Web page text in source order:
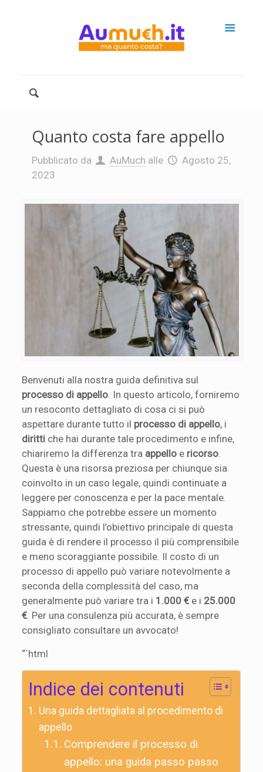
Quanto costa fare appello
Pubblicato da AuMuch alle
Agosto 25,
2023
Benvenuti alla nostra guida definitiva sul
processo di appello . In questo articolo, forniremo
un resoconto dettagliato di cosa ci si può
aspettare durante tutto il processo di appello, i
diritti che hai durante tale procedimento e infine,
chiariremo la differenza tra appello e ricorso
Questa è una risorsa preziosa per chiunque sia
coinvolto in un caso legale, quindi continuate a
leggere per conoscenza e per la pace mentale.
Sappiamo che potrebbe essere un momento
stressante, quindi l’obiettivo principale di questa
guida è di rendere il processo il più comprensibile
e meno scoraggiante possibile. Il costo di un
processo di appello può variare notevolmente a
seconda della complessità del caso, ma
generalmente può variare tra i 1.000 € e i 25.000
€ . Per una consulenza più accurata, è sempre
consigliato consultare un avvocato!
“`html
Indice dei contenuti
Una guida dettagliata al procedimento di
appello
Comprendere il processo di
appello: una guida passo passo